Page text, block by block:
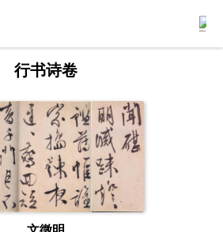
行书诗卷